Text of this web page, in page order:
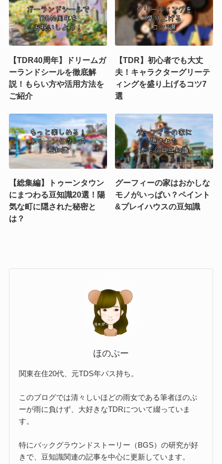
【TDR40周年】ドリームガ
ーランドシールを徹底解
説！もらい方や活用方法を
ご紹介
【TDR】初心者でも大丈
夫！キャラクターグリーテ
ィングを盛り上げるコツ7
選
【総集編】トゥーンタウン
にまつわる豆知識20選！陽
気な町に隠された秘密と
は？
グーフィーの家はおかしな
モノがいっぱい？ペイント
&プレイハウスの豆知識
ほのぷー
関東在住20代、元TDS年パス持ち。
このブログでは清々しいほどの雨女である筆者ほのぷ
ーが雨に負けず、大好きなTDRについて綴っていま
す。
特にバックグラウンドストーリー（BGS）の研究が好
きで、豆知識関連の記事を中心に更新しています。